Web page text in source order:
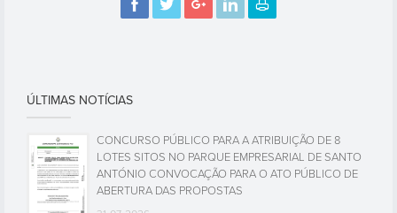
ÚLTIMAS NOTÍCIAS
CONCURSO PÚBLICO PARA A ATRIBUIÇÃO DE 8
LOTES SITOS NO PARQUE EMPRESARIAL DE SANTO
ANTÓNIO CONVOCAÇÃO PARA O ATO PÚBLICO DE
ABERTURA DAS PROPOSTAS